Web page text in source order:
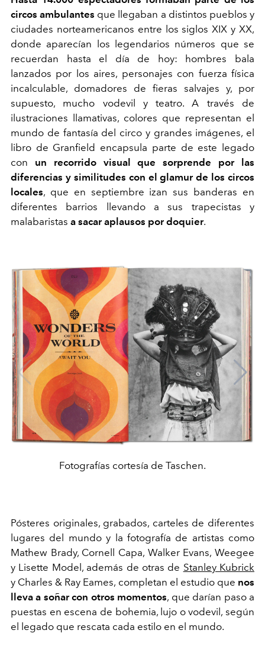
circos ambulantes que llegaban a distintos pueblos y
ciudades norteamericanos entre los siglos XIX y XX,
donde aparecían los legendarios números que se
recuerdan hasta el día de hoy: hombres bala
lanzados por los aires, personajes con fuerza física
incalculable, domadores de fieras salvajes y, por
supuesto, mucho vodevil y teatro. A través de
ilustraciones llamativas, colores que representan el
mundo de fantasía del circo y grandes imágenes, el
libro de Granfield encapsula parte de este legado
con un recorrido visual que sorprende por las
diferencias y similitudes con el glamur de los circos
locales, que en septiembre izan sus banderas en
diferentes barrios llevando a sus trapecistas y
malabaristas a sacar aplausos por doquier.
Fotografías cortesía de Taschen.
Pósteres originales, grabados, carteles de diferentes
lugares del mundo y la fotografía de artistas como
Mathew Brady, Cornell Capa, Walker Evans, Weegee
y Lisette Model, además de otras de Stanley Kubrick
y Charles & Ray Eames, completan el estudio que nos
lleva a soñar con otros momentos, que darían paso a
puestas en escena de bohemia, lujo o vodevil, según
el legado que rescata cada estilo en el mundo.